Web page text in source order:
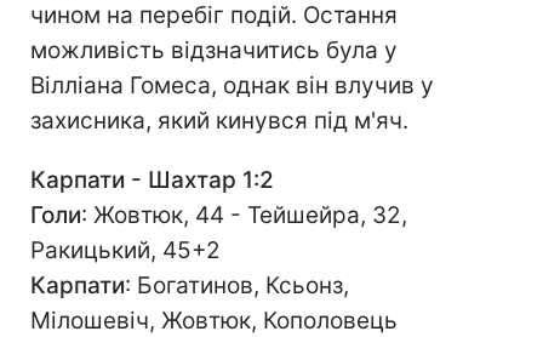
чином на перебіг подій. Остання
можливість відзначитись була у
Вілліана Гомеса, однак він влучив у
захисника, який кинувся під м'яч.
Карпати - Шахтар 1:2
Голи: Жовтюк, 44 - Тейшейра, 32,
Ракицький, 45+2
Карпати: Богатинов, Ксьонз,
Мілошевіч, Жовтюк, Кополовець